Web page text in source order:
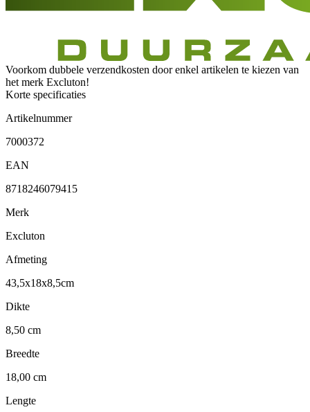
Voorkom dubbele verzendkosten door enkel artikelen te kiezen van
het merk Excluton!
Korte specificaties
Artikelnummer
7000372
EAN
8718246079415
Merk
Excluton
Afmeting
43,5x18x8,5cm
Dikte
8,50 cm
Breedte
18,00 cm
Lengte